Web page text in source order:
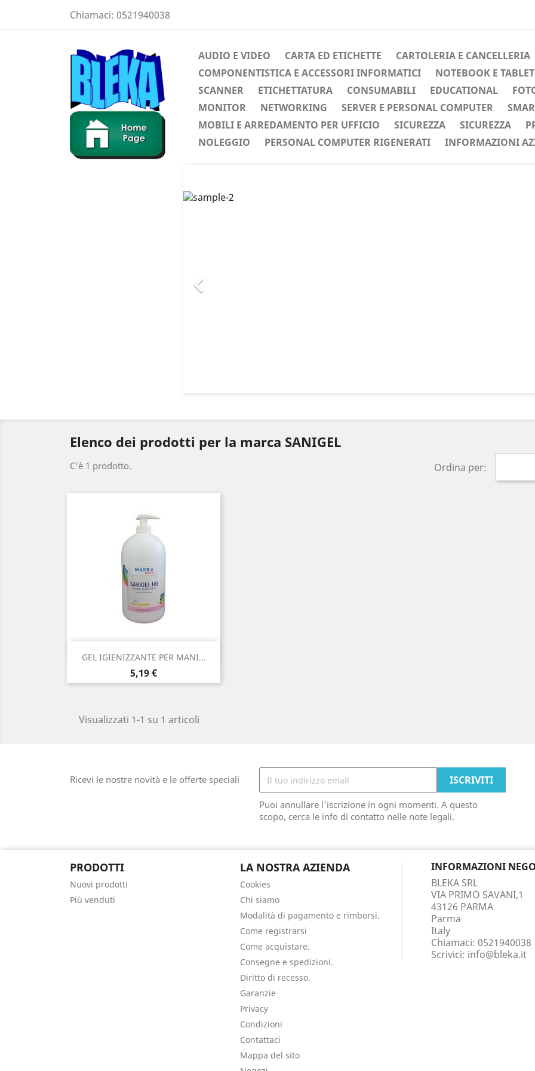
Chiamaci: 0521940038
AUDIO E VIDEO CARTA ED ETICHETTE
CARTOLERIA E CANCELLERIA
COMPONENTISTICA E ACCESSORI INFORMATICI
NOTEBOOK E TABLET
SCANNER
ETICHETTATURA CONSUMABILI EDUCATIONAL
MONITOR
NETWORKING SERVER E PERSONAL COMPUTER
MOBILI E ARREDAMENTO PER UFFICIO
SICUREZZA SICUREZZA
NOLEGGIO
PERSONAL COMPUTER RIGENERATI INFORMAZIONI

Elenco dei prodotti per la marca SANIGEL
C'è 1 prodotto. Ordina per:
GEL IGIENIZZANTE PER MANI...
Prezzo
5,19 €
Anteprima
Visualizzati 1-1 su 1 articoli
Ricevi le nostre novità e le offerte speciali
Puoi annullare l'iscrizione in ogni momenti. A questo
scopo, cerca le info di contatto nelle note legali.
PRODOTTI
Nuovi prodotti
Più venduti
LA NOSTRA AZIENDA
Cookies
Chi siamo
Modalità di pagamento e rimborsi.
Come registrarsi
Come acquistare.
Consegne e spedizioni.
Diritto di recesso.
Garanzie
Privacy
Condizioni
Contattaci
Mappa del sito
INFORMAZIONI
BLEKA SRL
VIA PRIMO SAVANI,1
43126 PARMA
Parma
Italy
Chiamaci: 0521940038
Scrivici: info@bleka.it